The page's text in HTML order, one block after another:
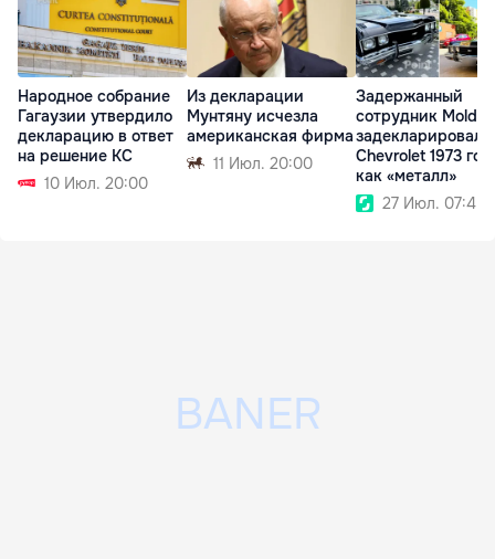
Народное собрание
Гагаузии утвердило
декларацию в ответ
на решение КС
10 Июл. 20:00
Из декларации
Мунтяну исчезла
американская фирма
11 Июл. 20:00
Задержанный
сотрудник
задекларировал
Chevrolet 1973
как «металл»
27 Июл. 07:45